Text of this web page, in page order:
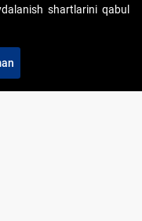
shartlarini qabul